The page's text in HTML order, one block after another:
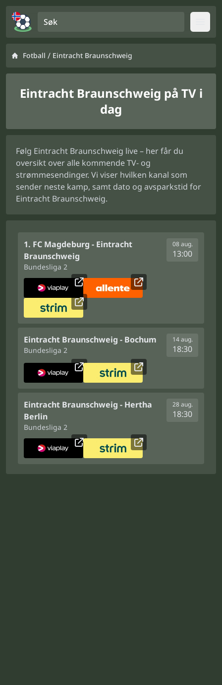
Fotball / Eintracht Braunschweig
Eintracht Braunschweig på TV i
dag
Følg Eintracht Braunschweig live – her får du
oversikt over alle kommende TV- og
strømmesendinger. Vi viser hvilken kanal som
sender neste kamp, samt dato og avsparkstid for
Eintracht Braunschweig.
1. FC Magdeburg - Eintracht
Braunschweig
Bundesliga 2
08 aug.
13:00
Eintracht Braunschweig - Bochum
Bundesliga 2
14 aug.
18:30
Eintracht Braunschweig - Hertha
Berlin
Bundesliga 2
28 aug.
18:30